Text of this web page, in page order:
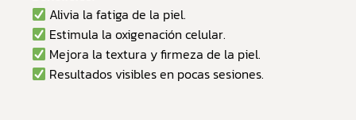
Alivia la fatiga de la piel.
Estimula la oxigenación celular.
Mejora la textura y firmeza de la piel.
Resultados visibles en pocas sesiones.